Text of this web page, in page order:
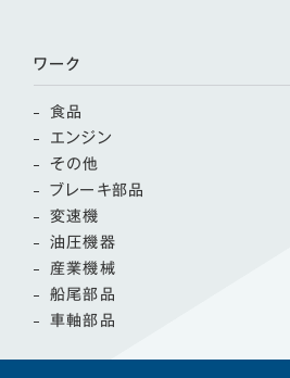
ワーク
食品
エンジン
その他
ブレーキ部品
変速機
油圧機器
産業機械
船尾部品
車軸部品